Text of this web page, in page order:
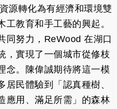
源轉化為有經濟和環境雙
教育和手工藝的興起。
同努力，ReWood 在湖口
，實現了一個城市從修枝
念。陳偉誠期待將這一模
民體驗到「認真種樹、
應用、滿足所需」的森林